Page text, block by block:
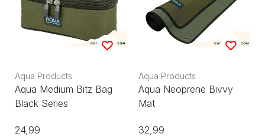
Aqua Products
Aqua Medium Bitz Bag
Black Series
24,99
Aqua Products
Aqua Neoprene Bivvy
Mat
32,99